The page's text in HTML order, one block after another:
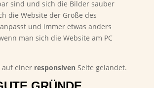
sind und sich die Bilder sauber
die Website der Größe des
und immer etwas anders
man sich die Website am PC
auf einer responsivenSeite gelandet.